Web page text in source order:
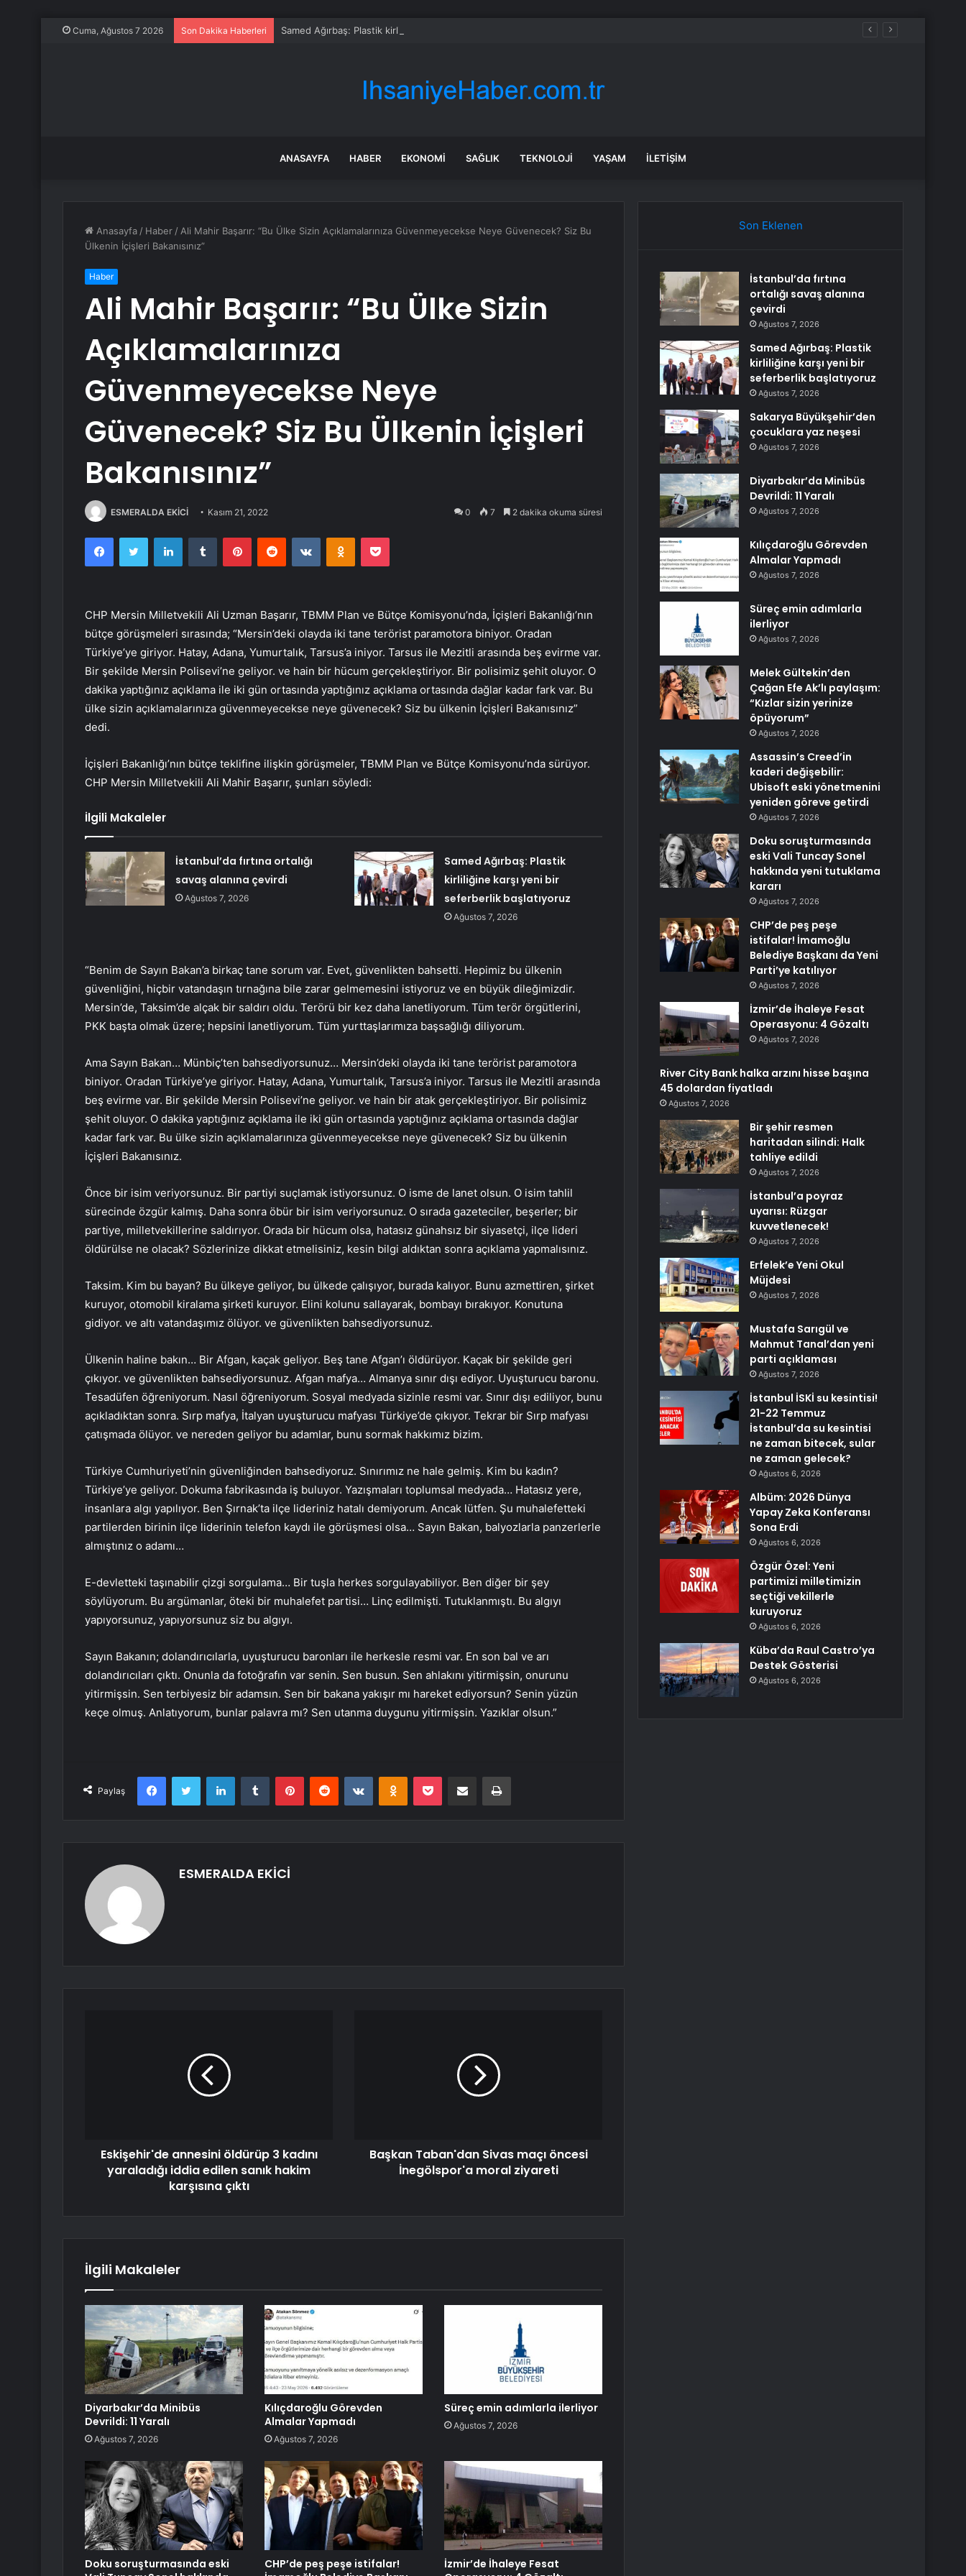
Cuma, Ağustos 7 2026 Son Dakika Haberleri Samed Ağırbaş: Plastik kirliliğine karşı yeni bir seferberlik başlatıyoruz
ANASAYFA HABER EKONOMI SAĞLIK TEKNOLOJI YAŞAM İLETIŞIM
Anasayfa / Haber / Ali Mahir Başarır: “Bu Ülke Sizin Açıklamalarınıza Güvenmeyecekse Neye Güvenecek? Siz Bu
Ülkenin İçişleri Bakanısınız”
Haber
Ali Mahir Başarır: “Bu Ülke Sizin
Açıklamalarınıza
Güvenmeyecekse Neye
Güvenecek? Siz Bu Ülkenin İçişleri
Bakanısınız”
ESMERALDA EKİCİ Kasım 21, 2022 0 7 2 dakika okuma süresi
FacebookTwitter LinkedInTumblr PinterestReddit VKontakteOdnoklassniki
Pocket
CHP Mersin Milletvekili Ali Uzman Başarır, TBMM Plan ve Bütçe Komisyonu’nda, İçişleri Bakanlığı’nın
bütçe görüşmeleri sırasında; “Mersin’deki olayda iki tane terörist paramotora biniyor. Oradan
Türkiye’ye giriyor. Hatay, Adana, Yumurtalık, Tarsus’a iniyor. Tarsus ile Mezitli arasında beş evirme var.
Bir şekilde Mersin Polisevi’ne geliyor. ve hain bir hücum gerçekleştiriyor. Bir polisimiz şehit oluyor. O
dakika yaptığınız açıklama ile iki gün ortasında yaptığınız açıklama ortasında dağlar kadar fark var. Bu
ülke sizin açıklamalarınıza güvenmeyecekse neye güvenecek? Siz bu ülkenin İçişleri Bakanısınız”
dedi.
İçişleri Bakanlığı’nın bütçe teklifine ilişkin görüşmeler, TBMM Plan ve Bütçe Komisyonu’nda sürüyor.
CHP Mersin Milletvekili Ali Mahir Başarır, şunları söyledi:
İlgili Makaleler
İstanbul’da fırtına ortalığı
savaş alanına çevirdi
Ağustos 7, 2026
Samed Ağırbaş: Plastik
kirliliğine karşı yeni bir
seferberlik başlatıyoruz
Ağustos 7, 2026
“Benim de Sayın Bakan’a birkaç tane sorum var. Evet, güvenlikten bahsetti. Hepimiz bu ülkenin
güvenliğini, hiçbir vatandaşın tırnağına bile zarar gelmemesini istiyoruz ve en büyük dileğimizdir.
Mersin’de, Taksim’de alçak bir saldırı oldu. Terörü bir kez daha lanetliyorum. Tüm terör örgütlerini,
PKK başta olmak üzere; hepsini lanetliyorum. Tüm yurttaşlarımıza başsağlığı diliyorum.
Ama Sayın Bakan… Münbiç’ten bahsediyorsunuz… Mersin’deki olayda iki tane terörist paramotora
biniyor. Oradan Türkiye’ye giriyor. Hatay, Adana, Yumurtalık, Tarsus’a iniyor. Tarsus ile Mezitli arasında
beş evirme var. Bir şekilde Mersin Polisevi’ne geliyor. ve hain bir atak gerçekleştiriyor. Bir polisimiz
şehit oluyor. O dakika yaptığınız açıklama ile iki gün ortasında yaptığınız açıklama ortasında dağlar
kadar fark var. Bu ülke sizin açıklamalarınıza güvenmeyecekse neye güvenecek? Siz bu ülkenin
İçişleri Bakanısınız.
Önce bir isim veriyorsunuz. Bir partiyi suçlamak istiyorsunuz. O isme de lanet olsun. O isim tahlil
sürecinde özgür kalmış. Daha sonra öbür bir isim veriyorsunuz. O sırada gazeteciler, beşerler; bir
partiye, milletvekillerine saldırıyor. Orada bir hücum olsa, hatasız günahsız bir siyasetçi, ilçe lideri
öldürülse ne olacak? Sözlerinize dikkat etmelisiniz, kesin bilgi aldıktan sonra açıklama yapmalısınız.
Taksim. Kim bu bayan? Bu ülkeye geliyor, bu ülkede çalışıyor, burada kalıyor. Bunu azmettiren, şirket
kuruyor, otomobil kiralama şirketi kuruyor. Elini kolunu sallayarak, bombayı bırakıyor. Konutuna
gidiyor. ve altı vatandaşımız ölüyor. ve güvenlikten bahsediyorsunuz.
Ülkenin haline bakın… Bir Afgan, kaçak geliyor. Beş tane Afgan’ı öldürüyor. Kaçak bir şekilde geri
çıkıyor. ve güvenlikten bahsediyorsunuz. Afgan mafya… Almanya sınır dışı ediyor. Uyuşturucu baronu.
Tesadüfen öğreniyorum. Nasıl öğreniyorum. Sosyal medyada sizinle resmi var. Sınır dışı ediliyor, bunu
açıkladıktan sonra. Sırp mafya, İtalyan uyuşturucu mafyası Türkiye’de çıkıyor. Tekrar bir Sırp mafyası
çatışmada ölüyor. ve nereden geliyor bu adamlar, bunu sormak hakkımız bizim.
Türkiye Cumhuriyeti’nin güvenliğinden bahsediyoruz. Sınırımız ne hale gelmiş. Kim bu kadın?
Türkiye’ye geliyor. Dokuma fabrikasında iş buluyor. Yazışmaları toplumsal medyada… Hatasız yere,
insanlara algı yapılıyor. Ben Şırnak’ta ilçe lideriniz hatalı demiyorum. Ancak lütfen. Şu muhalefetteki
partilerden birinin ilçe liderinin telefon kaydı ile görüşmesi olsa… Sayın Bakan, balyozlarla panzerlerle
almıştınız o adamı…
E-devletteki taşınabilir çizgi sorgulama… Bir tuşla herkes sorgulayabiliyor. Ben diğer bir şey
söylüyorum. Bu argümanlar, öteki bir muhalefet partisi… Linç edilmişti. Tutuklanmıştı. Bu algıyı
yapıyorsunuz, yapıyorsunuz siz bu algıyı.
Sayın Bakanın; dolandırıcılarla, uyuşturucu baronları ile herkesle resmi var. En son bal ve arı
dolandırıcıları çıktı. Onunla da fotoğrafın var senin. Sen busun. Sen ahlakını yitirmişsin, onurunu
yitirmişsin. Sen terbiyesiz bir adamsın. Sen bir bakana yakışır mı hareket ediyorsun? Senin yüzün
keçe olmuş. Anlatıyorum, bunlar palavra mı? Sen utanma duygunu yitirmişsin. Yazıklar olsun.”
Paylaş
FacebookTwitter LinkedInTumblr PinterestReddit VKontakteOdnoklassniki
Pocket E-Posta ile paylaş Yazdır
ESMERALDA EKİCİ
Eskişehir'de annesini öldürüp 3 kadını
yaraladığı iddia edilen sanık hakim
karşısına çıktı
Başkan Taban'dan Sivas maçı öncesi
İnegölspor'a moral ziyareti
İlgili Makaleler
Diyarbakır’da Minibüs
Devrildi: 11 Yaralı
Ağustos 7, 2026
Kılıçdaroğlu Görevden
Almalar Yapmadı
Ağustos 7, 2026
Süreç emin adımlarla ilerliyor
Ağustos 7, 2026
Doku soruşturmasında eski
CHP’de peş peşe istifalar!
İzmir’de İhaleye Fesat
Son Eklenen
İstanbul’da fırtına
ortalığı savaş alanına
çevirdi
Ağustos 7, 2026
Samed Ağırbaş: Plastik
kirliliğine karşı yeni bir
seferberlik başlatıyoruz
Ağustos 7, 2026
Sakarya Büyükşehir’den
çocuklara yaz neşesi
Ağustos 7, 2026
Diyarbakır’da Minibüs
Devrildi: 11 Yaralı
Ağustos 7, 2026
Kılıçdaroğlu Görevden
Almalar Yapmadı
Ağustos 7, 2026
Süreç emin adımlarla
ilerliyor
Ağustos 7, 2026
Melek Gültekin’den
Çağan Efe Ak’lı paylaşım:
“Kızlar sizin yerinize
öpüyorum”
Ağustos 7, 2026
Assassin’s Creed’in
kaderi değişebilir:
Ubisoft eski yönetmenini
yeniden göreve getirdi
Ağustos 7, 2026
Doku soruşturmasında
eski Vali Tuncay Sonel
hakkında yeni tutuklama
kararı
Ağustos 7, 2026
CHP’de peş peşe
istifalar! İmamoğlu
Belediye Başkanı da Yeni
Parti’ye katılıyor
Ağustos 7, 2026
İzmir’de İhaleye Fesat
Operasyonu: 4 Gözaltı
Ağustos 7, 2026
River City Bank halka arzını hisse başına
45 dolardan fiyatladı
Ağustos 7, 2026
Bir şehir resmen
haritadan silindi: Halk
tahliye edildi
Ağustos 7, 2026
İstanbul’a poyraz
uyarısı: Rüzgar
kuvvetlenecek!
Ağustos 7, 2026
Erfelek’e Yeni Okul
Müjdesi
Ağustos 7, 2026
Mustafa Sarıgül ve
Mahmut Tanal’dan yeni
parti açıklaması
Ağustos 7, 2026
İstanbul İSKİ su kesintisi!
21-22 Temmuz
İstanbul’da su kesintisi
ne zaman bitecek, sular
ne zaman gelecek?
Ağustos 6, 2026
Albüm: 2026 Dünya
Yapay Zeka Konferansı
Sona Erdi
Ağustos 6, 2026
Özgür Özel: Yeni
partimizi milletimizin
seçtiği vekillerle
kuruyoruz
Ağustos 6, 2026
Küba’da Raul Castro’ya
Destek Gösterisi
Ağustos 6, 2026